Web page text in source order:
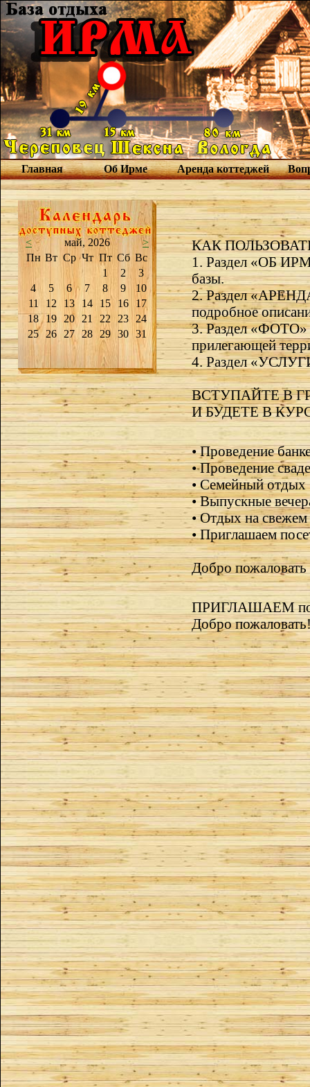
Главная Об Ирме Аренда коттеджей
< май, 2026
>
Пн Вт Ср Чт Пт Сб Вс
1
2
3
4
5 6 7 8 9
10
11
12 13 14 15 16
17
18
19 20 21 22 23
24
25 26 27 28 29 30 31
КАК
1. Раздел «ОБ
базы.
2. Раздел
подробное
3. Раздел «ФОТО»
прилегающей
4. Раздел
ВСТУПАЙТЕ В
И БУДЕТЕ В
• Проведение
• Проведение
• Семейный отдых
• Выпускные
• Отдых на свежем
• Приглашаем
Добро
ПРИГЛАШАЕМ
Добро